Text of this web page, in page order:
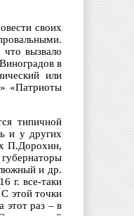
своих
вызвало
в
или
«Патриоты
типичной
и у других
П.Дорохин,
и др.
г. все-таки
этой точки
этот раз – в